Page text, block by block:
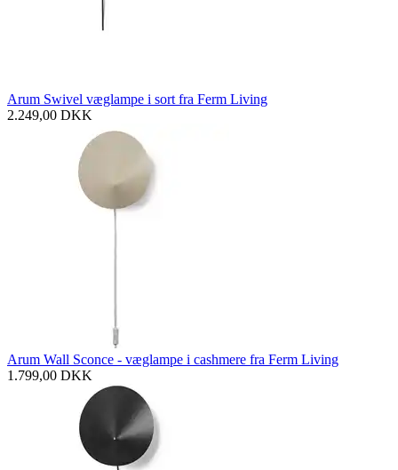
Arum Swivel væglampe i sort fra Ferm Living
2.249,00 DKK
Arum Wall Sconce - væglampe i cashmere fra Ferm Living
1.799,00 DKK